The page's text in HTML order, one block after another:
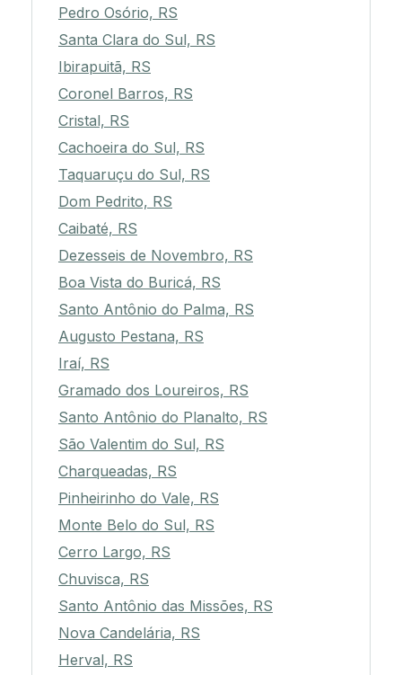
Pedro Osório, RS
Santa Clara do Sul, RS
Ibirapuitã, RS
Coronel Barros, RS
Cristal, RS
Cachoeira do Sul, RS
Taquaruçu do Sul, RS
Dom Pedrito, RS
Caibaté, RS
Dezesseis de Novembro, RS
Boa Vista do Buricá, RS
Santo Antônio do Palma, RS
Augusto Pestana, RS
Iraí, RS
Gramado dos Loureiros, RS
Santo Antônio do Planalto, RS
São Valentim do Sul, RS
Charqueadas, RS
Pinheirinho do Vale, RS
Monte Belo do Sul, RS
Cerro Largo, RS
Chuvisca, RS
Santo Antônio das Missões, RS
Nova Candelária, RS
Herval, RS